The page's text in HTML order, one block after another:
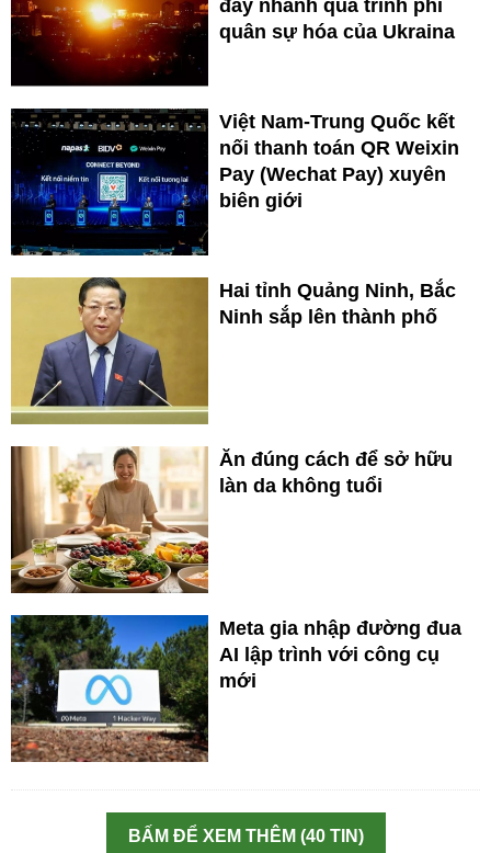
đẩy nhanh quá trình phi
quân sự hóa của Ukraina
Việt Nam-Trung Quốc kết
nối thanh toán QR Weixin
Pay (Wechat Pay) xuyên
biên giới
Hai tỉnh Quảng Ninh, Bắc
Ninh sắp lên thành phố
Ăn đúng cách để sở hữu
làn da không tuổi
Meta gia nhập đường đua
AI lập trình với công cụ
mới
BẤM ĐỂ XEM THÊM (40 TIN)